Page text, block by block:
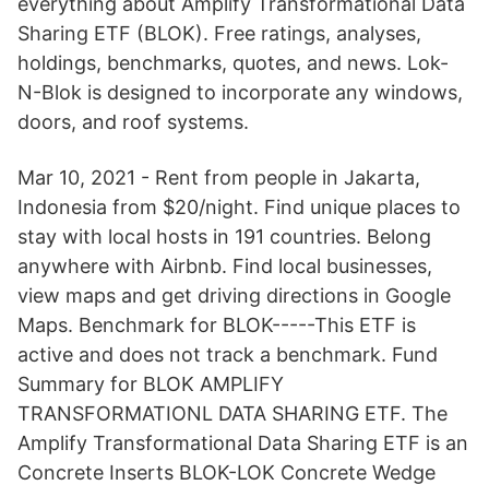
Sharing ETF (BLOK). Free ratings, analyses,
holdings, benchmarks, quotes, and news. Lok-
N-Blok is designed to incorporate any windows,
doors, and roof systems.
Mar 10, 2021 - Rent from people in Jakarta,
Indonesia from $20/night. Find unique places to
stay with local hosts in 191 countries. Belong
anywhere with Airbnb. Find local businesses,
view maps and get driving directions in Google
Maps. Benchmark for BLOK-----This ETF is
active and does not track a benchmark. Fund
Summary for BLOK AMPLIFY
TRANSFORMATIONL DATA SHARING ETF. The
Amplify Transformational Data Sharing ETF is an
Concrete Inserts BLOK-LOK Concrete Wedge